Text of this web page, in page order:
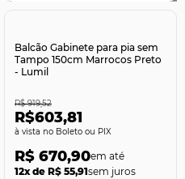
Balcão Gabinete para pia sem
Tampo 150cm Marrocos Preto
- Lumil
R$603,81
no Boleto ou PIX
R$ 919,52
R$ 670,90
12x de R$ 55,91sem juros